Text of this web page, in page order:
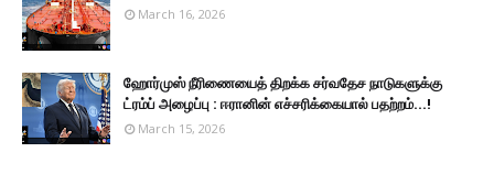
March 16, 2026
ஹோர்முஸ் நீரிணையைத் திறக்க சர்வதேச நாடுகளுக்கு
ட்ரம்ப் அழைப்பு : ஈரானின் எச்சரிக்கையால் பதற்றம்...!
March 15, 2026